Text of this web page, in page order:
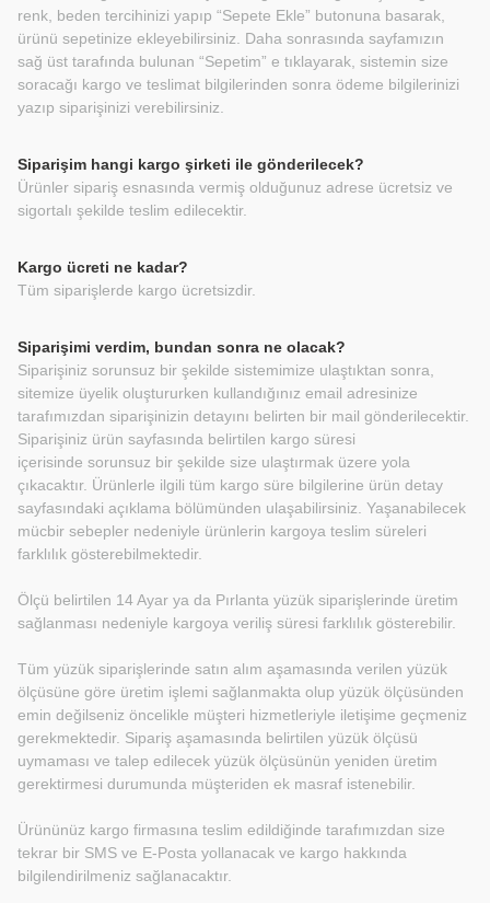
renk, beden tercihinizi yapıp “Sepete Ekle” butonuna basarak,
ürünü sepetinize ekleyebilirsiniz. Daha sonrasında sayfamızın
sağ üst tarafında bulunan “Sepetim” e tıklayarak, sistemin size
soracağı kargo ve teslimat bilgilerinden sonra ödeme bilgilerinizi
yazıp siparişinizi verebilirsiniz.
Siparişim hangi kargo şirketi ile gönderilecek?
Ürünler sipariş esnasında vermiş olduğunuz adrese ücretsiz ve
sigortalı şekilde teslim edilecektir.
Kargo ücreti ne kadar?
Tüm siparişlerde kargo ücretsizdir.
Siparişimi verdim, bundan sonra ne olacak?
Siparişiniz sorunsuz bir şekilde sistemimize ulaştıktan sonra,
sitemize üyelik oluştururken kullandığınız email adresinize
tarafımızdan siparişinizin detayını belirten bir mail gönderilecektir.
Siparişiniz ürün sayfasında belirtilen kargo süresi
içerisinde sorunsuz bir şekilde size ulaştırmak üzere yola
çıkacaktır. Ürünlerle ilgili tüm kargo süre bilgilerine ürün detay
sayfasındaki açıklama bölümünden ulaşabilirsiniz. Yaşanabilecek
mücbir sebepler nedeniyle ürünlerin kargoya teslim süreleri
farklılık gösterebilmektedir.
Ölçü belirtilen 14 Ayar ya da Pırlanta yüzük siparişlerinde üretim
sağlanması nedeniyle kargoya veriliş süresi farklılık gösterebilir.
Tüm yüzük siparişlerinde satın alım aşamasında verilen yüzük
ölçüsüne göre üretim işlemi sağlanmakta olup yüzük ölçüsünden
emin değilseniz öncelikle müşteri hizmetleriyle iletişime geçmeniz
gerekmektedir. Sipariş aşamasında belirtilen yüzük ölçüsü
uymaması ve talep edilecek yüzük ölçüsünün yeniden üretim
gerektirmesi durumunda müşteriden ek masraf istenebilir.
Ürününüz kargo firmasına teslim edildiğinde tarafımızdan size
tekrar bir SMS ve E-Posta yollanacak ve kargo hakkında
bilgilendirilmeniz sağlanacaktır.